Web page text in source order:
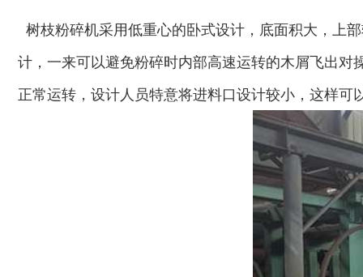
树枝粉碎机采用低重心的卧式设计，底面积大，上
计，一来可以避免粉碎时内部高速运转的木屑飞出
正常运转，设计人员特意将进料口设计较小，这样